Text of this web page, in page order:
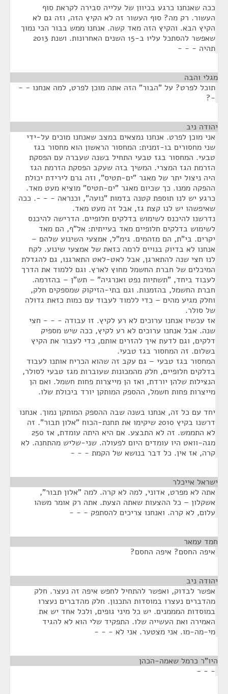
ככה שאנחנו כרגע בכיוון של עלייה סבירה לקראת סוף
העשור. רק מה? סוף העשור זה לא הקיץ הזה, וזה גם לא
הקיץ הבא. והקיץ הזה מאד קשה. אנחנו ממש בבור הכי נמוך
שאפשר להסתכל עליו ב-15 השנים האחרונות. ושנת 2013
תהיה - - -
מגלי והבה
תוכל לפרט? על "הבור" הזה אתה מוכן לפרט, למה אנחנו - -
-?
יהודה ניב
אני מוכן לפרט. אנחנו נמצאים במצב שאנחנו מוכים על-ידי
שני מחסורים בו-זמנית: המחסור הראשון הוא מחסור בגז
טבעי. המחסור בגז טבעי התחיל בשנה שעברה עם הפסקת
הזרמת הגז המצרי. המשיך בזה שעקב הפסקת הזרמת הגז
היה ניצול יתר של מאגר "ים-תטיס", וזה גרם לירידת יכולת
ההפקה ממנו. כך שכיום מאגר "ים-תטיס" מוציא מעט מאד.
כרגע יש לנו תוספת קטנה בדמות "נועה", וכנראה - - -. ככה
שאיפשהו יש לנו קצת גז, אבל זה מעט מאד.
נדרשנו להיכנס לשימוש בדלקים חלופיים. הדרישה להיכנס
לשימוש בדלקים חלופיים מאד בעייתית: אל"ף, הם מאד
יקרים. בי"ת, הם מזהמים. גימ"ל, אמצעי השינוע שלהם –
אנחנו לא בדיוק בנויים לרמה כזאת של אמצעי שינוע. לקח
לנו חצי שנה להתארגן, אבל לאט-לאט התארגנו, גם להגדלת
המיכלים של חברת החשמל מחוץ לארץ. וגם ללמוד את הדרך
לעבוד ביחד, "תשתיות נפט ואנרגיה" – תש"ן – בהזרמה.
חברת החשמל, בהזמנות. וגם בתי-הזיקוק שמספקים חלק,
וחלק מגיע מהים – כדי ללמוד לעבוד עם כמות כזאת גדולה
של סולר.
אז עכשיו אנחנו ערוכים לא רע לקיץ. זו עבודה - - - חצי
שנה. אבל אנחנו ערוכים לא רע לקיץ, ככה שיש מספיק
דלקים, וגם לדעת איך להזרים אותם, כדי לעבור את הקיץ
בשלום. זה המחסור בגז טבעי.
המחסור בגז טבעי – גם עקב זה שהוא הכריח אותנו לעבוד
בדלקים חלופיים, חלק מהמכונות שעוברות מגז טבעי לסולר,
הנצילות שלהן יורדת, ואז הן מייצרות פחות חשמל. ואם הן
מייצרות פחות חשמל, ההספק המותקן יורד ביכולת שלו.
יחד עם כל זה, אנחנו בשנה שבה ההספק המותקן נמוך. אנחנו
דרשנו בקיץ 2010 שיקימו את תחנת-הכוח "אלון תבור". זה
לא התממש. זה לא התבצע. אם היא היתה עומדת, אז 250
מגה-וואט היו עומדים היום לפעולה. שני-שליש מהתחנה. לא
קרה, אז אין. כל דבר בנושא של הקמת - - -
ישראל אייכלר
אתה לא מפרט, אדוני, למה לא קרה. למה "אלון תבור",
אשקלון – כל ההצעות שאתה הצעת. אתה רק אומר משהו
עלום, לא קרה. ואנחנו צריכים להסתפק - - -
חמד עמאר
איפה החסם? איפה החסם?
יהודה ניב
אפשר לבדוק, ואפשר להתחיל לחפש איפה זה נעצר. חלק
מהדברים נעצרו במוסדות התכנון. חלק מהדברים נעצרו
במוסדות המממנים. יש כל מיני גופים, ולכל אחד יש את
האמירה ואת העשייה שלו. התפקיד שלי הוא לא להגיד
מי-מה-מו. אני מצטער. אני לא - - -
היו"ר כרמל שאמה-הכהן
- - -